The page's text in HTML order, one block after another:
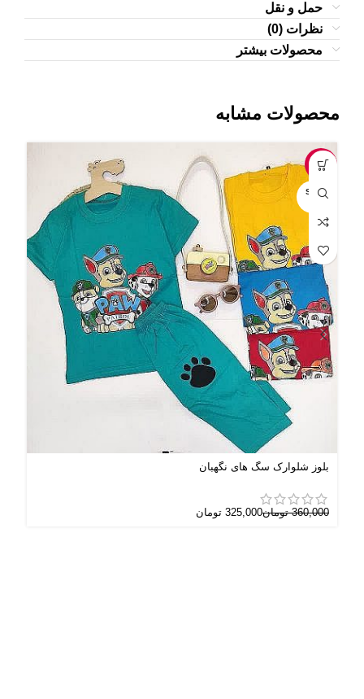
حمل و نقل
نظرات (0)
محصولات بیشتر
محصولات مشابه
-10%
SOLD
بلوز شلوارک سگ های نگهبان
360,000 تومان325,000 تومان